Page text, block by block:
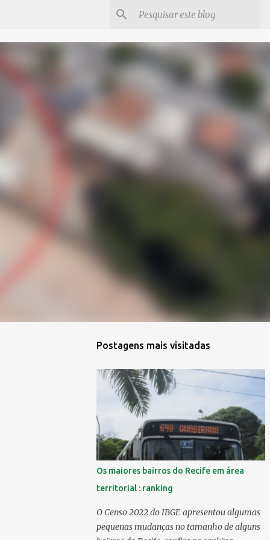
Postagens mais visitadas
Os maiores bairros do Recife em área
territorial : ranking
O Censo 2022 do IBGE apresentou algumas
pequenas mudanças no tamanho de alguns